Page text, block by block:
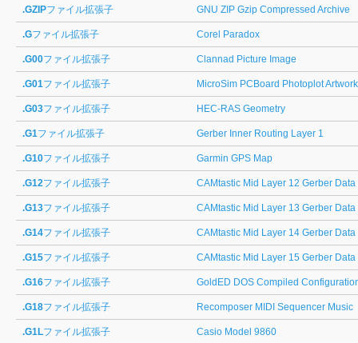
.GZIPファイル拡張子 GNU ZIP Gzip Compressed Archive
.Gファイル拡張子 Corel Paradox
.G00ファイル拡張子 Clannad Picture Image
.G01ファイル拡張子 MicroSim PCBoard Photoplot
.G03ファイル拡張子 HEC-RAS Geometry
.G1ファイル拡張子 Gerber Inner Routing Layer 1
.G10ファイル拡張子 Garmin GPS Map
.G12ファイル拡張子 CAMtastic Mid Layer 12 Gerber Data
.G13ファイル拡張子 CAMtastic Mid Layer 13 Gerber Data
.G14ファイル拡張子 CAMtastic Mid Layer 14 Gerber Data
.G15ファイル拡張子 CAMtastic Mid Layer 15 Gerber Data
.G16ファイル拡張子 GoldED DOS Compiled
.G18ファイル拡張子 Recomposer MIDI Sequencer Music
.G1Lファイル拡張子 Casio Model 9860